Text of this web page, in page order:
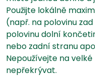
Použijte lokálně
(např. na polovinu
polovinu dolní
nebo zadní stranu
Nepoužívejte na
nepřekrývat.